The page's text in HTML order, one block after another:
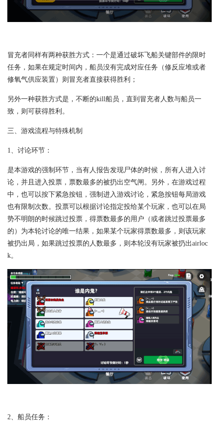
冒充者同样有两种获胜方式：一个是通过破坏飞船关键部件的限时
任务，如果在规定时间内，船员没有完成对应任务（修反应堆或者
修氧气供应装置）则冒充者直接获得胜利；
另外一种获胜方式是，不断的kill船员，直到冒充者人数与船员一
致，则可获得胜利。
三、游戏流程与特殊机制
1、讨论环节：
是本游戏的强制环节，当有人报告发现尸体的时候，所有人进入讨
论，并且进入投票，票数最多的被扔出空气闸。另外，在游戏过程
中，也可以按下紧急按钮，强制进入游戏讨论，紧急按钮每局游戏
也有限制次数。投票可以根据讨论指定投给某个玩家，也可以在局
势不明朗的时候跳过投票，得票数最多的用户（或者跳过投票最多
的）为本轮讨论的唯一结果，如果某个玩家得票数最多，则该玩家
被扔出局，如果跳过投票的人数最多，则本轮没有玩家被扔出airloc
k。
2、船员任务：